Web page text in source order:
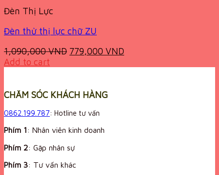
Đèn Thị Lực
Đèn thử thị lực chữ ZU
1,090,000VND Original
779,000 VND
Add to cart
CHĂM SÓC KHÁCH HÀNG
0862.199.787: Hotline tư vấn
Phím 1: Nhân viên kinh doanh
Phím 2: Gặp nhân sự
Phím 3: Tư vấn khác